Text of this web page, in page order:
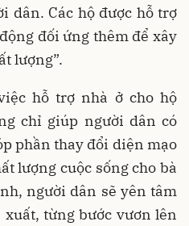
dân. Các hộ được hỗ trợ
đối ứng thêm để xây
lượng”.
hỗ trợ nhà ở cho hộ
chỉ giúp người dân có
phần thay đổi diện mạo
lượng cuộc sống cho bà
người dân sẽ yên tâm
từng bước vươn lên